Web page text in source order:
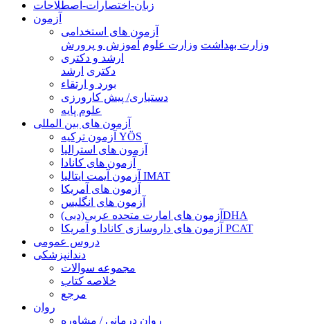
زبان-اختصارات-اصطلاحات
آزمون
آزمون های استخدامی
وزارت بهداشت وزارت علوم آموزش و پرورش
ارشد و دکتری
دکتری ارشد
بورد و ارتقاء
دستیاری/ پیش کارورزی
علوم پایه
آزمون های بین المللی
آزمون تركيه YÖS
آزمون های استرالیا
آزمون های کانادا
آزمون آیمت ایتالیا IMAT
آزمون های آمریکا
آزمون های انگلیس
آزمون های امارت متحده عربی(دبی)DHA
آزمون های داروسازی کانادا و آمریکا PCAT
دروس عمومی
دندانپزشکی
مجموعه سوالات
خلاصه کتاب
مرجع
روان
روان درمانی / مشاوره